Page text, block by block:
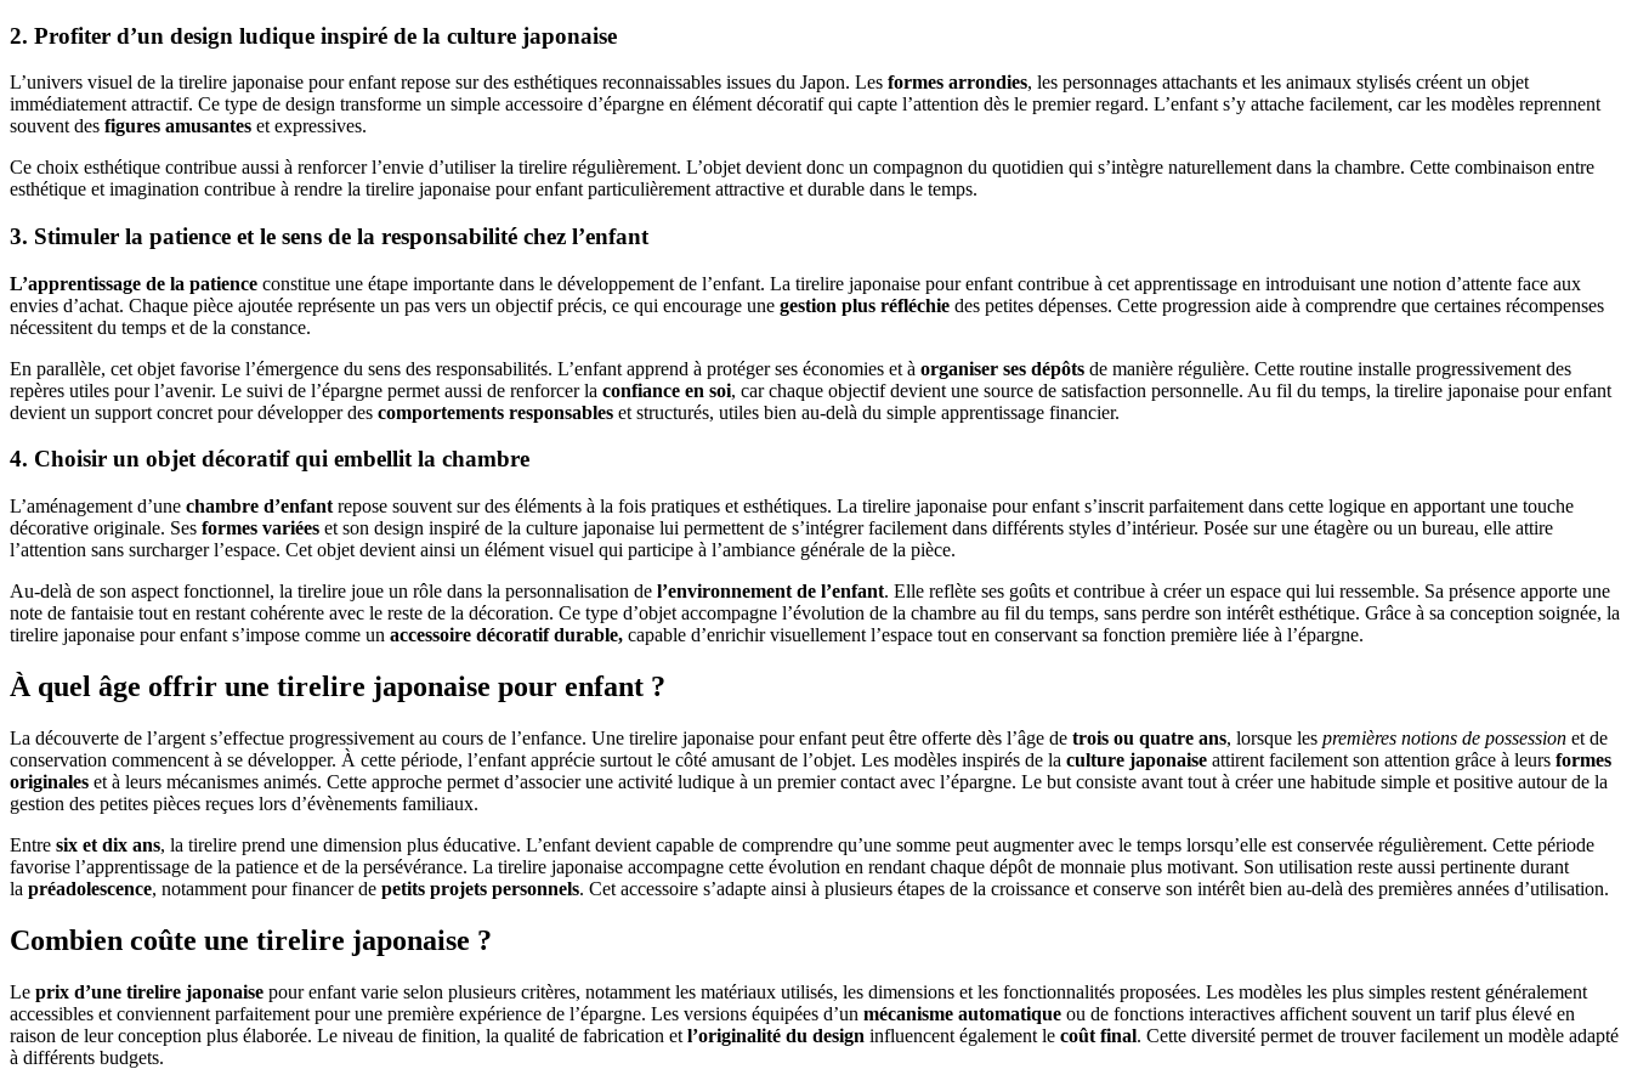
2. Profiter d’un design ludique inspiré de la culture japonaise
L’univers visuel de la tirelire japonaise pour enfant repose sur des esthétiques reconnaissables issues du Japon. Les formes arrondies, les personnages attachants et les animaux stylisés créent un objet
immédiatement attractif. Ce type de design transforme un simple accessoire d’épargne en élément décoratif qui capte l’attention dès le premier regard. L’enfant s’y attache facilement, car les modèles reprennent
souvent des figures amusantes et expressives.
Ce choix esthétique contribue aussi à renforcer l’envie d’utiliser la tirelire régulièrement. L’objet devient donc un compagnon du quotidien qui s’intègre naturellement dans la chambre. Cette combinaison entre
esthétique et imagination contribue à rendre la tirelire japonaise pour enfant particulièrement attractive et durable dans le temps.
3. Stimuler la patience et le sens de la responsabilité chez l’enfant
L’apprentissage de la patience constitue une étape importante dans le développement de l’enfant. La tirelire japonaise pour enfant contribue à cet apprentissage en introduisant une notion d’attente face aux
envies d’achat. Chaque pièce ajoutée représente un pas vers un objectif précis, ce qui encourage une gestion plus réfléchie des petites dépenses. Cette progression aide à comprendre que certaines récompenses
nécessitent du temps et de la constance.
En parallèle, cet objet favorise l’émergence du sens des responsabilités. L’enfant apprend à protéger ses économies et à organiser ses dépôts de manière régulière. Cette routine installe progressivement des
repères utiles pour l’avenir. Le suivi de l’épargne permet aussi de renforcer la confiance en soi, car chaque objectif devient une source de satisfaction personnelle. Au fil du temps, la tirelire japonaise pour enfant
devient un support concret pour développer des comportements responsables et structurés, utiles bien au-delà du simple apprentissage financier.
4. Choisir un objet décoratif qui embellit la chambre
L’aménagement d’une chambre d’enfant repose souvent sur des éléments à la fois pratiques et esthétiques. La tirelire japonaise pour enfant s’inscrit parfaitement dans cette logique en apportant une touche
décorative originale. Ses formes variées et son design inspiré de la culture japonaise lui permettent de s’intégrer facilement dans différents styles d’intérieur. Posée sur une étagère ou un bureau, elle attire
l’attention sans surcharger l’espace. Cet objet devient ainsi un élément visuel qui participe à l’ambiance générale de la pièce.
Au-delà de son aspect fonctionnel, la tirelire joue un rôle dans la personnalisation de l’environnement de l’enfant. Elle reflète ses goûts et contribue à créer un espace qui lui ressemble. Sa présence apporte une
note de fantaisie tout en restant cohérente avec le reste de la décoration. Ce type d’objet accompagne l’évolution de la chambre au fil du temps, sans perdre son intérêt esthétique. Grâce à sa conception soignée, la
tirelire japonaise pour enfant s’impose comme un accessoire décoratif durable, capable d’enrichir visuellement l’espace tout en conservant sa fonction première liée à l’épargne.
À quel âge offrir une tirelire japonaise pour enfant ?
La découverte de l’argent s’effectue progressivement au cours de l’enfance. Une tirelire japonaise pour enfant peut être offerte dès l’âge de trois ou quatre ans, lorsque les premières notions de possession et de
conservation commencent à se développer. À cette période, l’enfant apprécie surtout le côté amusant de l’objet. Les modèles inspirés de la culture japonaise attirent facilement son attention grâce à leurs formes
originales et à leurs mécanismes animés. Cette approche permet d’associer une activité ludique à un premier contact avec l’épargne. Le but consiste avant tout à créer une habitude simple et positive autour de la
gestion des petites pièces reçues lors d’évènements familiaux.
Entre six et dix ans, la tirelire prend une dimension plus éducative. L’enfant devient capable de comprendre qu’une somme peut augmenter avec le temps lorsqu’elle est conservée régulièrement. Cette période
favorise l’apprentissage de la patience et de la persévérance. La tirelire japonaise accompagne cette évolution en rendant chaque dépôt de monnaie plus motivant. Son utilisation reste aussi pertinente durant
la préadolescence, notamment pour financer de petits projets personnels. Cet accessoire s’adapte ainsi à plusieurs étapes de la croissance et conserve son intérêt bien au-delà des premières années d’utilisation.
Combien coûte une tirelire japonaise ?
Le prix d’une tirelire japonaise pour enfant varie selon plusieurs critères, notamment les matériaux utilisés, les dimensions et les fonctionnalités proposées. Les modèles les plus simples restent généralement
accessibles et conviennent parfaitement pour une première expérience de l’épargne. Les versions équipées d’un mécanisme automatique ou de fonctions interactives affichent souvent un tarif plus élevé en
raison de leur conception plus élaborée. Le niveau de finition, la qualité de fabrication et l’originalité du design influencent également le coût final. Cette diversité permet de trouver facilement un modèle adapté
à différents budgets.